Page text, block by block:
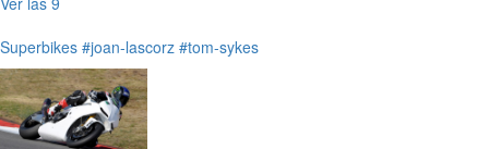
Superbikes #joan-lascorz #tom-sykes